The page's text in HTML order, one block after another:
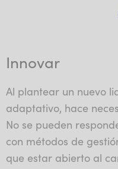
Innovar
Al plantear un nuevo
adaptativo, hace
No se pueden
con métodos de
que estar abierto al